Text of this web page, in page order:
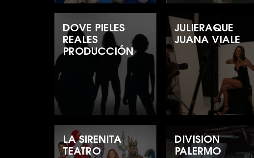
DOVE PIELES
REALES
PRODUCCIÓN
JULIERAQUE
JUANA VIALE
LA SIRENITA
TEATRO
DIVISION
PALERMO